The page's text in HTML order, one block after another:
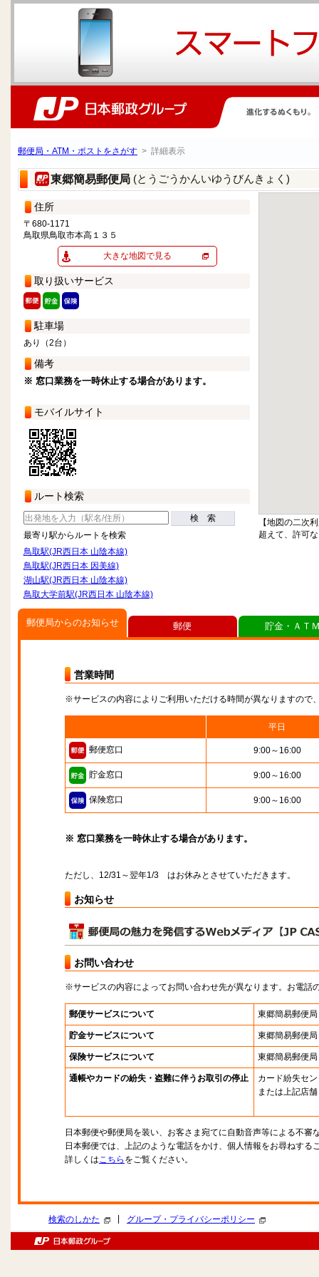
郵便局・ATM・ポストをさがす > 詳細表示
東郷簡易郵便局 (とうごうかんいゆうびんきょく)
住所
〒680-1171
鳥取県鳥取市本高１３５
大きな地図で見る
取り扱いサービス
駐車場
あり（2台）
備考
※ 窓口業務を一時休止する場合があります。
モバイルサイト
ルート検索
検 索
最寄り駅からルートを検索
鳥取駅(JR西日本 山陰本線)
鳥取駅(JR西日本 因美線)
湖山駅(JR西日本 山陰本線)
鳥取大学前駅(JR西日本 山陰本線)
【地図の二次
超えて、許可
郵便局からのお知らせ
営業時間
※サービスの内容によりご利用いただける時間が異なりますので
平日
郵便窓口 9:00～16:00
貯金窓口 9:00～16:00
保険窓口 9:00～16:00
※ 窓口業務を一時休止する場合があります。
ただし、12/31～翌年1/3 はお休みとさせていただきます。
お知らせ
お問い合わせ
※サービスの内容によってお問い合わせ先が異なります。お電話
郵便サービスについて 東郷簡易郵便局
貯金サービスについて 東郷簡易郵便局
保険サービスについて 東郷簡易郵便局
通帳やカードの紛失・盗難に伴うお取引の停止
カード紛失セ
または上記店舗
日本郵便や郵便局を装い、お客さま宛てに自動音声等による不審
日本郵便では、上記のような電話をかけ、個人情報をお尋ねする
詳しくはこちら をご覧ください。
郵便 貯金・ＡＴ
検索のしかた グループ・プライバシーポリシー